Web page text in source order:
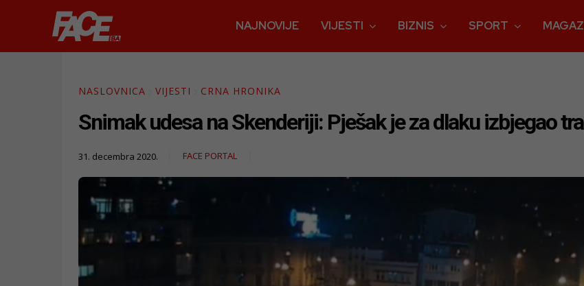
NAJNOVIJE VIJESTI BIZNIS SPORT
NASLOVNICA VIJESTI CRNA HRONIKA
Snimak udesa na Skenderiji: Pješak je za dlaku izbjegao
31. decembra 2020. FACE PORTAL